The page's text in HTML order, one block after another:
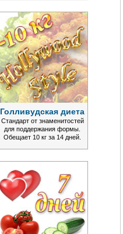
Голливудская диета
Стандарт от знаменитостей
для поддержания формы.
Обещает 10 кг за 14 дней.